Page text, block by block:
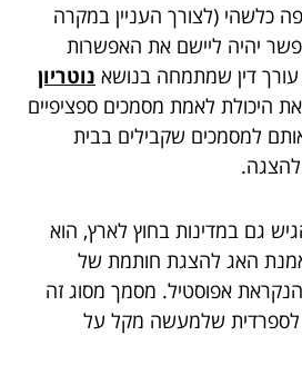
כלשהי (לצורך העניין במקרה
יהיה ליישם את האפשרות
עורך דין שמתמחה בנושא נוטריון
היכולת לאמת מסמכים ספציפיים
למסמכים שקבילים בבית
גם במדינות בחוץ לארץ, הוא
האג להצגת חותמת של
אפוסטיל. מסמך מסוג זה
לספרדית שלמעשה מקל על